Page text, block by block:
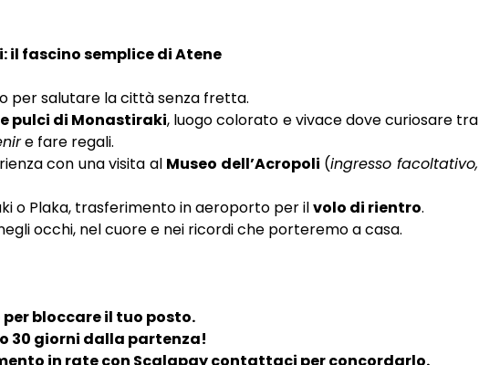
il fascino semplice di Atene
per salutare la città senza fretta.
pulci di Monastiraki, luogo colorato e vivace dove curiosare tra
e fare regali.
con una visita al Museo dell’Acropoli (ingresso facoltativo,
o Plaka, trasferimento in aeroporto per ilvolo di rientro.
occhi, nel cuore e nei ricordi che porteremo a casa.
per bloccare il tuo posto.
30 giorni dalla partenza!